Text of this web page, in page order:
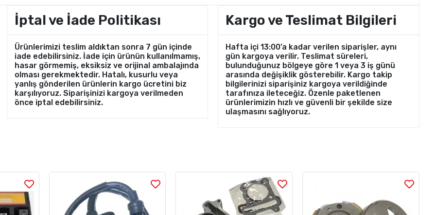
İptal ve İade Politikası
Ürünlerimizi teslim aldıktan sonra 7 gün içinde
iade edebilirsiniz. İade için ürünün kullanılmamış,
hasar görmemiş, eksiksiz ve orijinal ambalajında
olması gerekmektedir. Hatalı, kusurlu veya
yanlış gönderilen ürünlerin kargo ücretini biz
karşılıyoruz. Siparişinizi kargoya verilmeden
önce iptal edebilirsiniz.
Kargo ve Teslimat Bilgileri
Hafta içi 13:00’a kadar verilen siparişler, aynı
gün kargoya verilir. Teslimat süreleri,
bulunduğunuz bölgeye göre 1 veya 3 iş günü
arasında değişiklik gösterebilir. Kargo takip
bilgilerinizi siparişiniz kargoya verildiğinde
tarafınıza ileteceğiz. Özenle paketlenen
ürünlerimizin hızlı ve güvenli bir şekilde size
ulaşmasını sağlıyoruz.